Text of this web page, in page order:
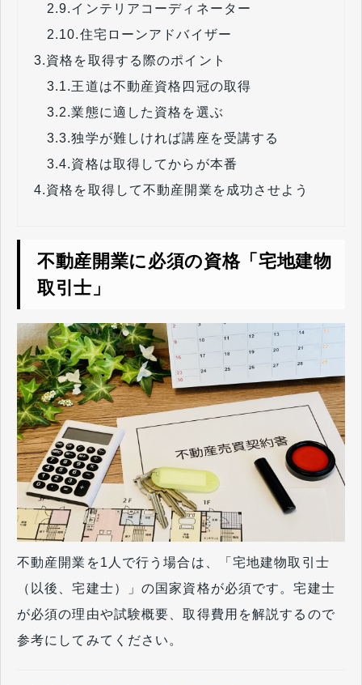
2.9.インテリアコーディネーター
2.10.住宅ローンアドバイザー
3.資格を取得する際のポイント
3.1.王道は不動産資格四冠の取得
3.2.業態に適した資格を選ぶ
3.3.独学が難しければ講座を受講する
3.4.資格は取得してからが本番
4.資格を取得して不動産開業を成功させよう
不動産開業に必須の資格「宅地建物
取引士」
不動産開業を1人で行う場合は、「宅地建物取引士
（以後、宅建士）」の国家資格が必須です。宅建士
が必須の理由や試験概要、取得費用を解説するので
参考にしてみてください。